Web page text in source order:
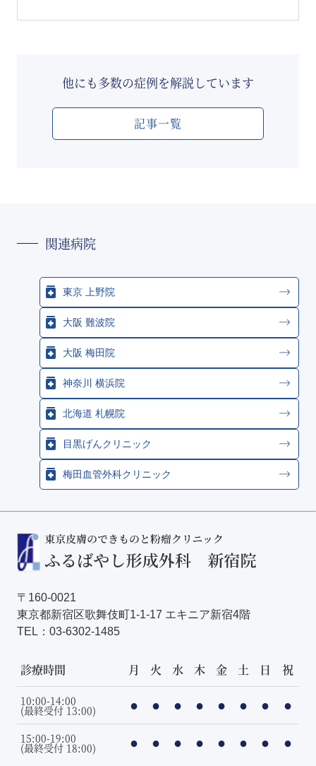
他にも多数の症例を解説しています
記事一覧
関連病院
東京 上野院
大阪 難波院
大阪 梅田院
神奈川 横浜院
北海道 札幌院
目黒げんクリニック
梅田血管外科クリニック
〒160-0021
東京都新宿区歌舞伎町1-1-17 エキニア新宿4階
TEL： 03-6302-1485
診療時間 月 火 水 木 金 土 日 祝
10:00-14:00
(最終受付 13:00) ● ● ● ● ● ● ● ●
15:00-19:00
(最終受付 18:00) ● ● ● ● ● ● ● ●